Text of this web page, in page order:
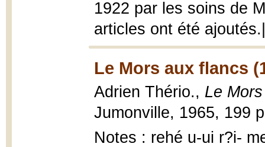
1922 par les soins de
articles ont été
Le Mors aux flancs
Adrien Thério., Le
Jumonville, 1965, 199
Notes : rehé u-ui r?i-